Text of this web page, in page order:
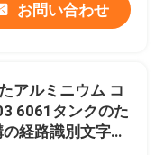
お問い合わせ
アルミニウム コ
6061タンクのた
経路識別文字ロ